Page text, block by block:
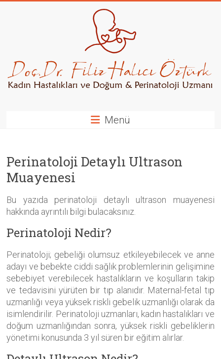
Kadın
Hastalıkları
ve
Menü
Perinatoloji Detaylı Ultrason
Muayenesi
Bu yazıda perinatoloji detaylı ultrason muayenesi
hakkında ayrıntılı bilgi bulacaksınız.
Perinatoloji Nedir?
Perinatoloji; gebeliği olumsuz etkileyebilecek ve anne
adayı ve bebekte ciddi sağlık problemlerinin gelişimine
sebebiyet verebilecek hastalıkların ve koşulların takip
ve tedavisini yürüten bir tıp alanıdır. Maternal-fetal tıp
uzmanlığı veya yüksek riskli gebelik uzmanlığı olarak da
isimlendirilir. Perinatoloji uzmanları, kadın hastalıkları ve
doğum uzmanlığından sonra, yüksek riskli gebeliklerin
yönetimi konusunda 3 yıl süren bir eğitim alırlar.